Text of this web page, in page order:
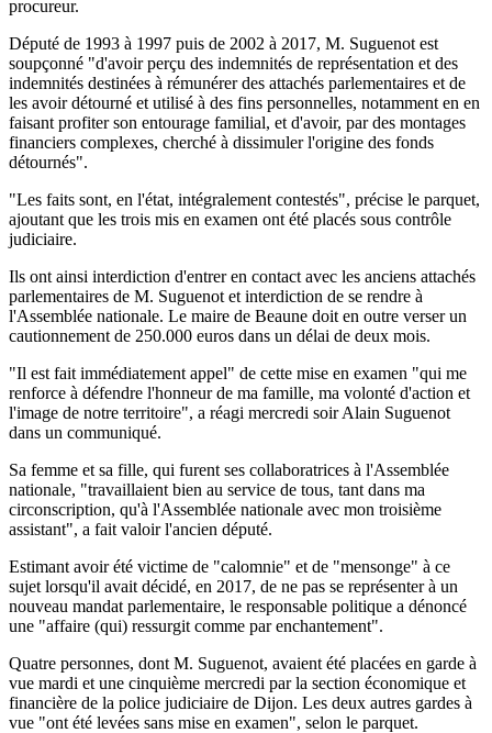
procureur.
Député de 1993 à 1997 puis de 2002 à 2017, M. Suguenot est
soupçonné "d'avoir perçu des indemnités de représentation et des
indemnités destinées à rémunérer des attachés parlementaires et de
les avoir détourné et utilisé à des fins personnelles, notamment en en
faisant profiter son entourage familial, et d'avoir, par des montages
financiers complexes, cherché à dissimuler l'origine des fonds
détournés".
"Les faits sont, en l'état, intégralement contestés", précise le parquet,
ajoutant que les trois mis en examen ont été placés sous contrôle
judiciaire.
Ils ont ainsi interdiction d'entrer en contact avec les anciens attachés
parlementaires de M. Suguenot et interdiction de se rendre à
l'Assemblée nationale. Le maire de Beaune doit en outre verser un
cautionnement de 250.000 euros dans un délai de deux mois.
"Il est fait immédiatement appel" de cette mise en examen "qui me
renforce à défendre l'honneur de ma famille, ma volonté d'action et
l'image de notre territoire", a réagi mercredi soir Alain Suguenot
dans un communiqué.
Sa femme et sa fille, qui furent ses collaboratrices à l'Assemblée
nationale, "travaillaient bien au service de tous, tant dans ma
circonscription, qu'à l'Assemblée nationale avec mon troisième
assistant", a fait valoir l'ancien député.
Estimant avoir été victime de "calomnie" et de "mensonge" à ce
sujet lorsqu'il avait décidé, en 2017, de ne pas se représenter à un
nouveau mandat parlementaire, le responsable politique a dénoncé
une "affaire (qui) ressurgit comme par enchantement".
Quatre personnes, dont M. Suguenot, avaient été placées en garde à
vue mardi et une cinquième mercredi par la section économique et
financière de la police judiciaire de Dijon. Les deux autres gardes à
vue "ont été levées sans mise en examen", selon le parquet.